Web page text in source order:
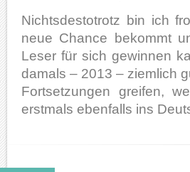
Nichtsdestotrotz bin ich
neue Chance bekommt
Leser für sich gewinnen
damals – 2013 – ziemlich
Fortsetzungen greifen,
erstmals ebenfalls ins